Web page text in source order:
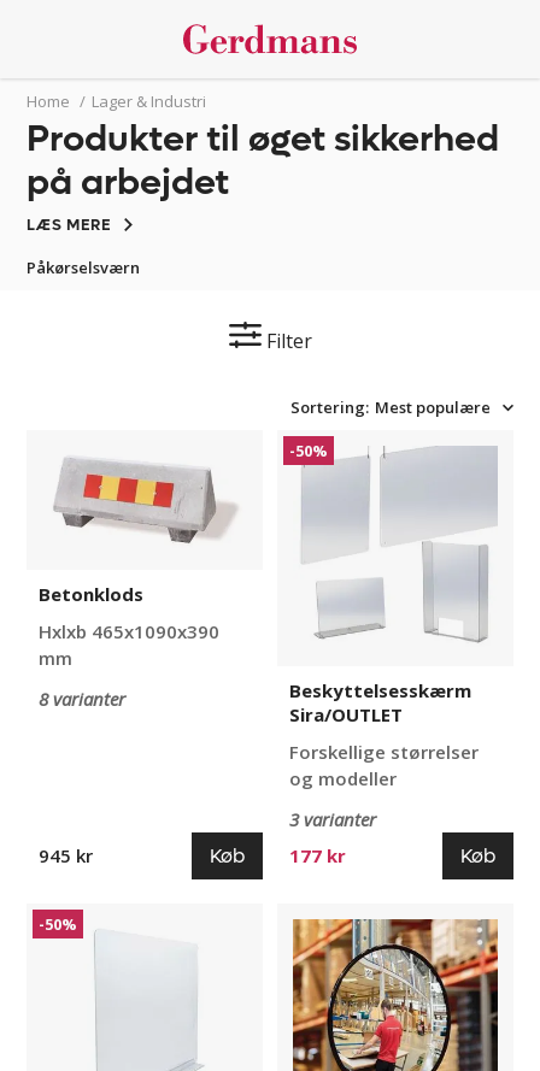
Home / Lager & Industri
Produkter til øget sikkerhed
på arbejdet
LÆS MERE
Påkørselsværn
Filter
Sortering: Mest populære
Betonklods
Hxlxb 465x1090x390
mm
8 varianter
945 kr Køb
Beskyttelsesskærm
Sira/OUTLET
-50%
Beskyttelsesskærm
Sira/OUTLET
Forskellige størrelser
og modeller
3 varianter
177 kr
Køb
Beskyttelsesskærm
Skasen/OUTLET
-50% Overvågningsspejl